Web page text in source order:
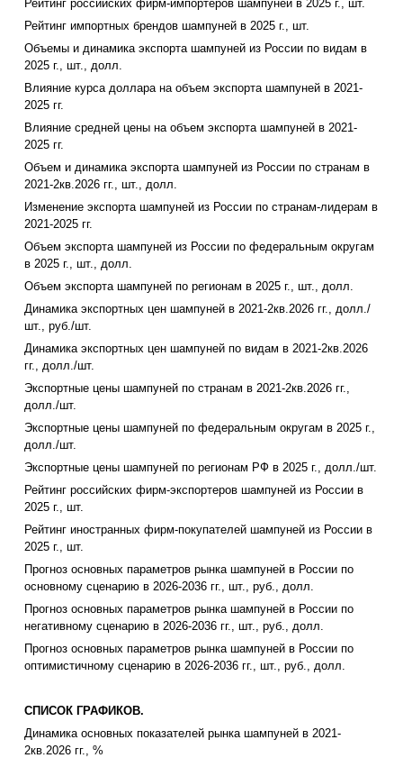
Рейтинг российских фирм-импортеров шампуней в 2025 г., шт.
Рейтинг импортных брендов шампуней в 2025 г., шт.
Объемы и динамика экспорта шампуней из России по видам в
2025 г., шт., долл.
Влияние курса доллара на объем экспорта шампуней в 2021-
2025 гг.
Влияние средней цены на объем экспорта шампуней в 2021-
2025 гг.
Объем и динамика экспорта шампуней из России по странам в
2021-2кв.2026 гг., шт., долл.
Изменение экспорта шампуней из России по странам-лидерам в
2021-2025 гг.
Объем экспорта шампуней из России по федеральным округам
в 2025 г., шт., долл.
Объем экспорта шампуней по регионам в 2025 г., шт., долл.
Динамика экспортных цен шампуней в 2021-2кв.2026 гг., долл./
шт., руб./шт.
Динамика экспортных цен шампуней по видам в 2021-2кв.2026
гг., долл./шт.
Экспортные цены шампуней по странам в 2021-2кв.2026 гг.,
долл./шт.
Экспортные цены шампуней по федеральным округам в 2025 г.,
долл./шт.
Экспортные цены шампуней по регионам РФ в 2025 г., долл./шт.
Рейтинг российских фирм-экспортеров шампуней из России в
2025 г., шт.
Рейтинг иностранных фирм-покупателей шампуней из России в
2025 г., шт.
Прогноз основных параметров рынка шампуней в России по
основному сценарию в 2026-2036 гг., шт., руб., долл.
Прогноз основных параметров рынка шампуней в России по
негативному сценарию в 2026-2036 гг., шт., руб., долл.
Прогноз основных параметров рынка шампуней в России по
оптимистичному сценарию в 2026-2036 гг., шт., руб., долл.
СПИСОК ГРАФИКОВ.
Динамика основных показателей рынка шампуней в 2021-
2кв.2026 гг., %